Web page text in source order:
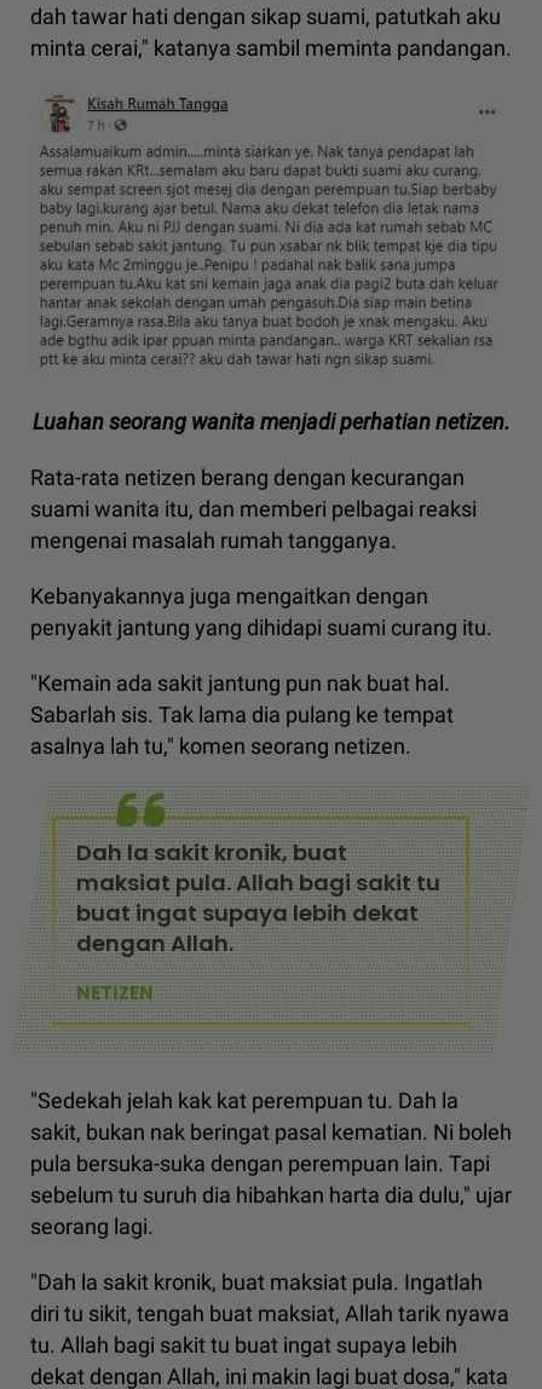
dah tawar hati dengan sikap suami, patutkah aku
minta cerai," katanya sambil meminta pandangan.
Luahan seorang wanita menjadi perhatian netizen.
Rata-rata netizen berang dengan kecurangan
suami wanita itu, dan memberi pelbagai reaksi
mengenai masalah rumah tangganya.
Kebanyakannya juga mengaitkan dengan
penyakit jantung yang dihidapi suami curang itu.
"Kemain ada sakit jantung pun nak buat hal.
Sabarlah sis. Tak lama dia pulang ke tempat
asalnya lah tu," komen seorang netizen.
Dah la sakit kronik, buat
maksiat pula. Allah bagi sakit tu
buat ingat supaya lebih dekat
dengan Allah.
NETIZEN
"Sedekah jelah kak kat perempuan tu. Dah la
sakit, bukan nak beringat pasal kematian. Ni boleh
pula bersuka-suka dengan perempuan lain. Tapi
sebelum tu suruh dia hibahkan harta dia dulu," ujar
seorang lagi.
"Dah la sakit kronik, buat maksiat pula. Ingatlah
diri tu sikit, tengah buat maksiat, Allah tarik nyawa
tu. Allah bagi sakit tu buat ingat supaya lebih
dekat dengan Allah, ini makin lagi buat dosa," kata